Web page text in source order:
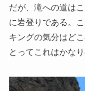
だが、滝への道は
に岩登りである。
キングの気分はど
とってこれはかな